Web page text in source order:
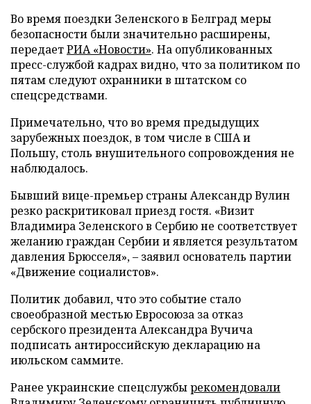
Во время поездки Зеленского в Белград меры
безопасности были значительно расширены,
передаетРИА «Новости». На опубликованных
пресс-службой кадрах видно, что за политиком по
пятам следуют охранники в штатском со
спецсредствами.
Примечательно, что во время предыдущих
зарубежных поездок, в том числе в США и
Польшу, столь внушительного сопровождения не
наблюдалось.
Бывший вице-премьер страны Александр Вулин
резко раскритиковал приезд гостя. «Визит
Владимира Зеленского в Сербию не соответствует
желанию граждан Сербии и является результатом
давления Брюсселя», – заявил основатель партии
«Движение социалистов».
Политик добавил, что это событие стало
своеобразной местью Евросоюза за отказ
сербского президента Александра Вучича
подписать антироссийскую декларацию на
июльском саммите.
Ранее украинские спецслужбырекомендовали